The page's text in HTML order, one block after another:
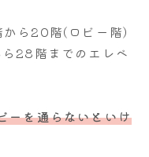
から20階(ロビー階)
28階までのエレベ
ーを通らないといけ